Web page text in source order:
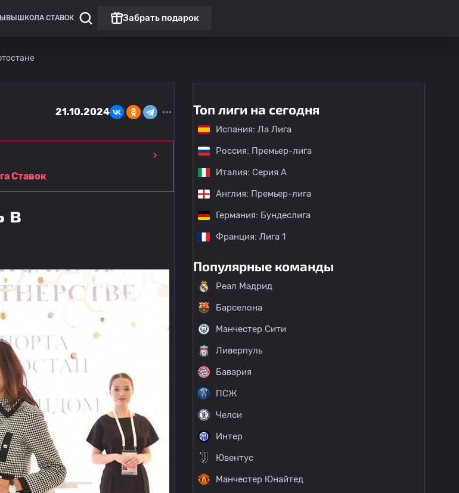
ШКОЛА СТАВОК Забрать подарок
21.10.2024
Ставок
в
Топ лиги на сегодня
Испания: Ла Лига
Россия: Премьер-лига
Италия: Серия А
Англия: Премьер-лига
Германия: Бундеслига
Франция: Лига 1
Популярные команды
Реал Мадрид
Барселона
Манчестер Сити
Ливерпуль
Бавария
ПСЖ
Челси
Интер
Ювентус
Манчестер Юнайтед